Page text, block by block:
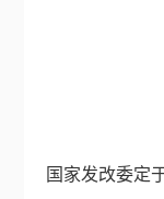
国家发改委定